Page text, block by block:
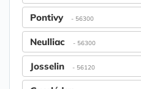
Pontivy - 56300
Neulliac - 56300
Josselin - 56120